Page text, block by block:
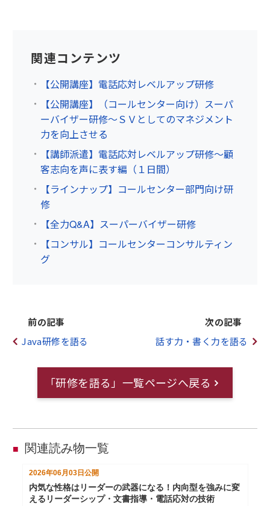
関連コンテンツ
【公開講座】電話応対レベルアップ研修
【公開講座】（コールセンター向け）スーパ
ーバイザー研修～ＳＶとしてのマネジメント
力を向上させる
【講師派遣】電話応対レベルアップ研修～顧
客志向を声に表す編（１日間）
【ラインナップ】コールセンター部門向け研
修
【全力Q&A】スーパーバイザー研修
【コンサル】コールセンターコンサルティン
グ
前の記事 次の記事
Java研修を語る 話す力・書く力を語る
「研修を語る」一覧ページへ戻る
■ 関連読み物一覧
2026年06月03日 公開
内気な性格はリーダーの武器になる！内向型を強みに変
えるリーダーシップ・文書指導・電話応対の技術